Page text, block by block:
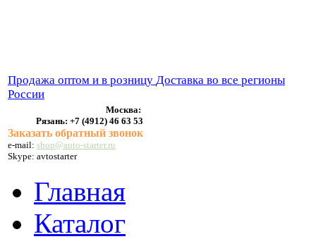
Продажа оптом и в розницу Доставка во все регионы
России
Москва:
Рязань: +7 (4912) 46 63 53
Заказать обратный звонок
e-mail: shop@auto-starter.ru
Skype: avtostarter
Главная
Каталог